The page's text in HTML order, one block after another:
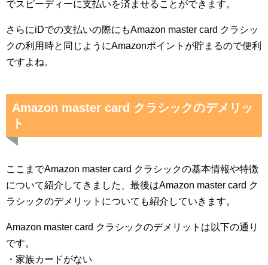
でスピーディーに支払いを済ませることができます。
さらにiDでの支払いの際にもAmazon master card クラシッ
クの利用時と同じようにAmazonポイントが貯まるので便利
ですよね。
Amazon master card クラシックのデメリッ
ト
ここまでAmazon master card クラシックの基本情報や特徴
について紹介してきました、最後はAmazon master card ク
ラシックのデメリットについても紹介していきます。
Amazon master card クラシックのデメリットは以下の通り
です。
・家族カードがない